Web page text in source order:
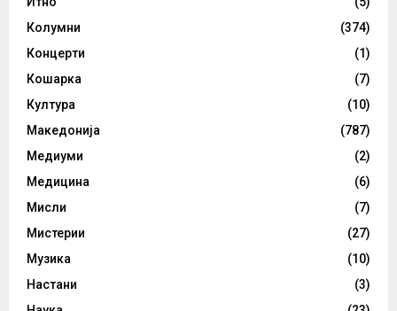
Колумни
(374)
Концерти
(1)
Кошарка
(7)
Култура
(10)
Македонија
(787)
Медиуми
(2)
Медицина
(6)
Мисли
(7)
Мистерии
(27)
Музика
(10)
Настани
(3)